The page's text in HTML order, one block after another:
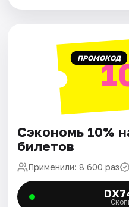
ПРОМОКОД
Сэкономь 10%
билетов
Применили: 8 600 раз